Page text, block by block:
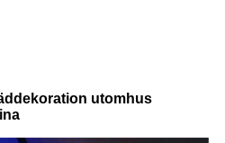
utomhus